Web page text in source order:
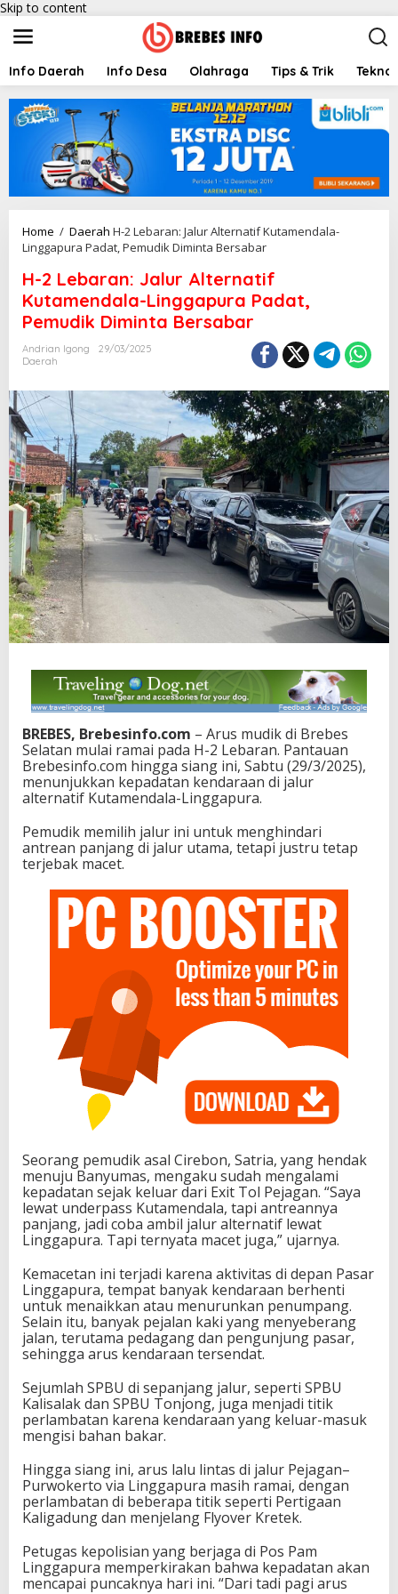
Skip to content
Info Daerah Info Desa Olahraga Tips & Trik
Home / Daerah H-2 Lebaran: Jalur Alternatif Kutamendala-
Linggapura Padat, Pemudik Diminta Bersabar
H-2 Lebaran: Jalur Alternatif
Kutamendala-Linggapura Padat,
Pemudik Diminta Bersabar
Andrian Igong
29/03/2025
Daerah
BREBES, Brebesinfo.com – Arus mudik di Brebes
Selatan mulai ramai pada H-2 Lebaran. Pantauan
Brebesinfo.com hingga siang ini, Sabtu (29/3/2025),
menunjukkan kepadatan kendaraan di jalur
alternatif Kutamendala-Linggapura.
Pemudik memilih jalur ini untuk menghindari
antrean panjang di jalur utama, tetapi justru tetap
terjebak macet.
Seorang pemudik asal Cirebon, Satria, yang hendak
menuju Banyumas, mengaku sudah mengalami
kepadatan sejak keluar dari Exit Tol Pejagan. “Saya
lewat underpass Kutamendala, tapi antreannya
panjang, jadi coba ambil jalur alternatif lewat
Linggapura. Tapi ternyata macet juga,” ujarnya.
Kemacetan ini terjadi karena aktivitas di depan Pasar
Linggapura, tempat banyak kendaraan berhenti
untuk menaikkan atau menurunkan penumpang.
Selain itu, banyak pejalan kaki yang menyeberang
jalan, terutama pedagang dan pengunjung pasar,
sehingga arus kendaraan tersendat.
Sejumlah SPBU di sepanjang jalur, seperti SPBU
Kalisalak dan SPBU Tonjong, juga menjadi titik
perlambatan karena kendaraan yang keluar-masuk
mengisi bahan bakar.
Hingga siang ini, arus lalu lintas di jalur Pejagan–
Purwokerto via Linggapura masih ramai, dengan
perlambatan di beberapa titik seperti Pertigaan
Kaligadung dan menjelang Flyover Kretek.
Petugas kepolisian yang berjaga di Pos Pam
Linggapura memperkirakan bahwa kepadatan akan
mencapai puncaknya hari ini. “Dari tadi pagi arus